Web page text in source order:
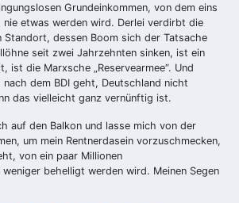
Grundeinkommen, von dem eins
nie etwas werden wird. Derlei verdirbt die
Standort, dessen Boom sich der Tatsache
seit zwei Jahrzehnten sinken, ist ein
ist die Marxsche „Reservearmee“. Und
dem BDI geht, Deutschland nicht
das vielleicht ganz vernünftig ist.
auf den Balkon und lasse mich von der
um mein Rentnerdasein vorzuschmecken,
von ein paar Millionen
behelligt werden wird. Meinen Segen